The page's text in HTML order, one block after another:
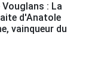
: La
d'Anatole
vainqueur du